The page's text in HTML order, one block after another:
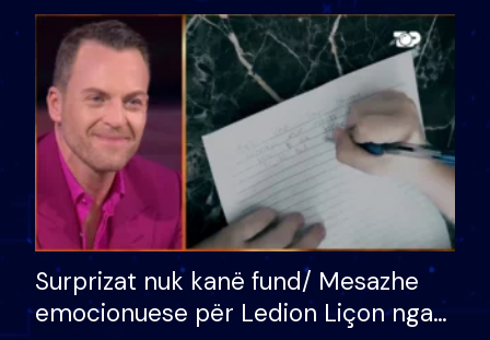
bukura në shtëpinë e BB VIP: Do më
mungojë zilja e mëngjesit kur…
Surprizat nuk kanë fund/ Mesazhe
emocionuese për Ledion Liçon nga